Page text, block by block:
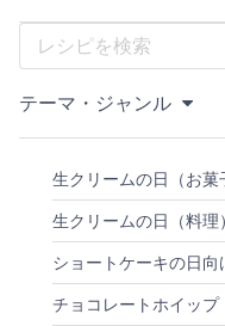
テーマ・ジャンル
生クリームの日（お菓
生クリームの日（料理）
ショートケーキの日向
チョコレートホイップ